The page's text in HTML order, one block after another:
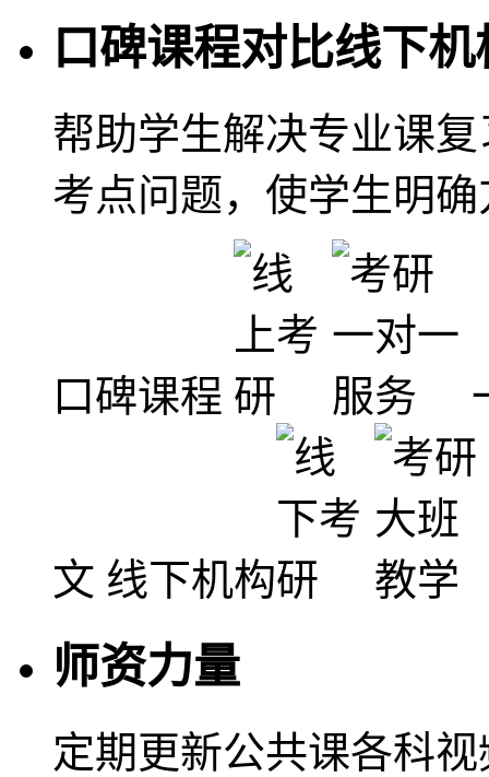
口碑课程对比线下
帮助学生解决专业课
考点问题，使学生明确
口碑课程
文 线下机构
师资力量
定期更新公共课各科视